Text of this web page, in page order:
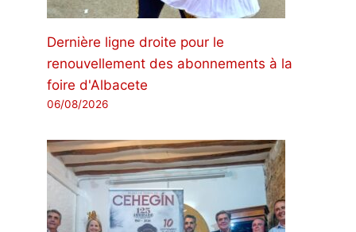
Dernière ligne droite pour le
renouvellement des abonnements à la
foire d'Albacete
06/08/2026